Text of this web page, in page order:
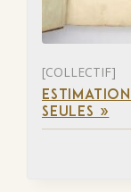
[COLLECTIF]
SEULES »